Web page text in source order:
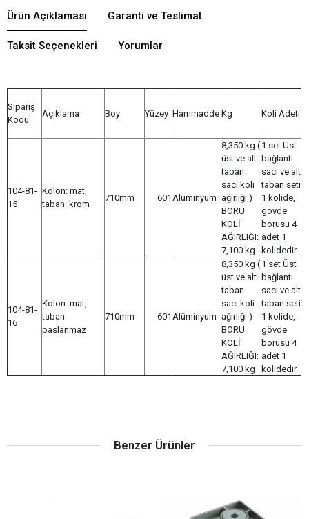
Ürün Açıklaması Garanti ve Teslimat
Taksit Seçenekleri Yorumlar
Sipariş
Kodu
Açıklama Boy Yüzey Hammadde Kg Koli Adeti
104-81-
15
Kolon: mat,
taban: krom
710mm 601 Alüminyum
8,350 kg (
üst ve alt
taban
sacı koli
ağırlığı )
BORU
KOLİ
AĞIRLIĞI:
7,100 kg
1 set Üst
bağlantı
sacı ve alt
taban seti
1 kolide,
gövde
borusu 4
adet 1
kolidedir.
104-81-
16
Kolon: mat,
taban:
paslanmaz
710mm 601 Alüminyum
8,350 kg (
üst ve alt
taban
sacı koli
ağırlığı )
BORU
KOLİ
AĞIRLIĞI:
7,100 kg
1 set Üst
bağlantı
sacı ve alt
taban seti
1 kolide,
gövde
borusu 4
adet 1
kolidedir.
Benzer Ürünler